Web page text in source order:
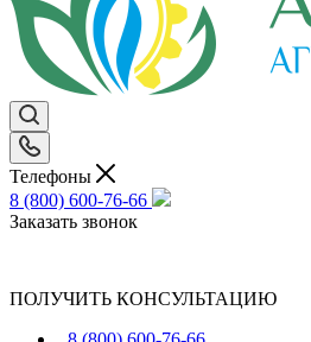
Телефоны
8 (800) 600-76-66
Заказать звонок
ПОЛУЧИТЬ КОНСУЛЬТАЦИЮ